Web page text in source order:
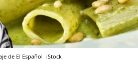
de El Español iStock